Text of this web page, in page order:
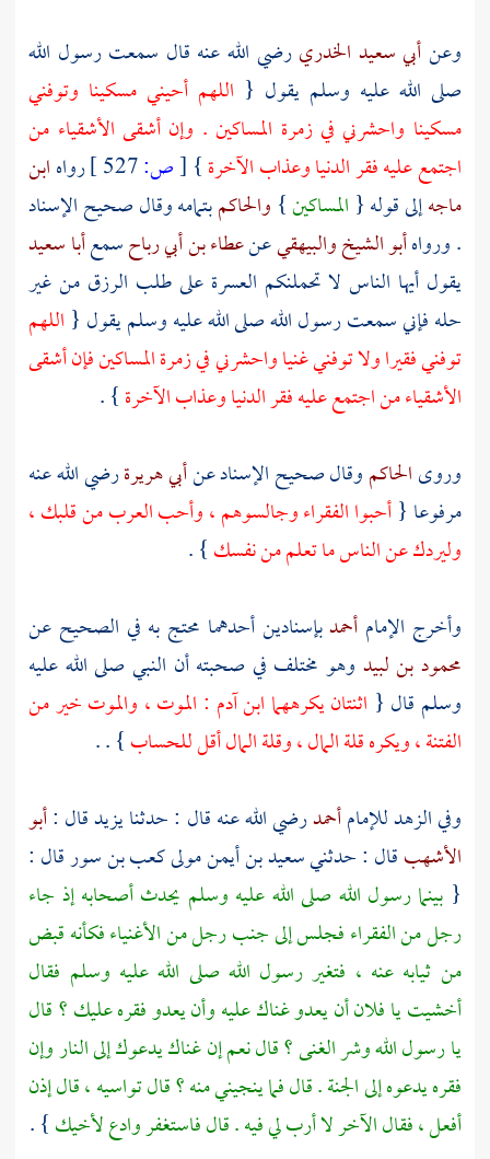
وعنأبي سعيد الخدريرضي الله عنه قال سمعت رسول الله
صلى الله عليه وسلم يقول { اللهم أحيني مسكينا وتوفني
مسكينا واحشرني في زمرة المساكين . وإن أشقى الأشقياء من
اجتمع عليه فقر الدنيا وعذاب الآخرة}
[ص: رواهابن
ماجهإلى قوله { المساكين} والحاكمبتمامه وقال صحيح الإسناد
. ورواهأبو الشيخوالبيهقيعنعطاء بن أبي رباحسمعأبا سعيد
يقول أيها الناس لا تحملنكم العسرة على طلب الرزق من غير
حله فإني سمعت رسول الله صلى الله عليه وسلم يقول { اللهم
توفني فقيرا ولا توفني غنيا واحشرني في زمرة المساكين فإن أشقى
الأشقياء من اجتمع عليه فقر الدنيا وعذاب الآخرة} .
وروىالحاكموقال صحيح الإسناد عنأبي هريرةرضي الله عنه
مرفوعا {أحبوا الفقراء وجالسوهم ، وأحب العرب من قلبك ،
وليردك عن الناس ما تعلم من نفسك} .
وأخرج الإمام أحمدبإسنادين أحدهما محتج به في الصحيح عن
محمود بن لبيد وهو مختلف في صحبته أن النبي صلى الله عليه
وسلم قال { اثنتان يكرههما ابنآدم : الموت ، والموت خير من
الفتنة ، ويكره قلة المال ، وقلة المال أقل للحساب} . .
وفي الزهد للإمامأحمدرضي الله عنه قال : حدثنايزيدقال :أبو
الأشهبقال : حدثنيسعيد بن أيمن مولى كعب بن سورقال :
{ بينما رسول الله صلى الله عليه وسلم يحدث أصحابه إذ جاء
رجل من الفقراء فجلس إلى جنب رجل من الأغنياء فكأنه قبض
من ثيابه عنه ، فتغير رسول الله صلى الله عليه وسلم فقال
أخشيت يا فلان أن يعدو غناك عليه وأن يعدو فقره عليك ؟ قال
يا رسول الله وشر الغنى ؟ قال نعم إن غناك يدعوك إلى النار وإن
فقره يدعوه إلى الجنة . قال فما ينجيني منه ؟ قال تواسيه ، قال إذن
أفعل ، فقال الآخر لا أرب لي فيه . قال فاستغفر وادع لأخيك} .